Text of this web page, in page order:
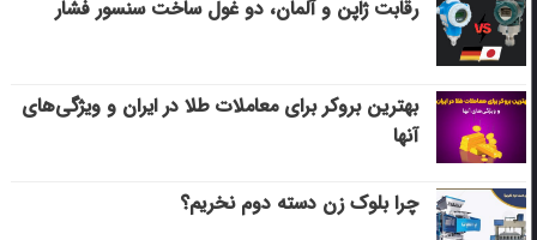
رقابت ژاپن و آلمان، دو غول ساخت سنسور فشار
بهترین بروکر برای معاملات طلا در ایران و ویژگی‌های
آنها
چرا بلوک زن دسته دوم نخریم؟